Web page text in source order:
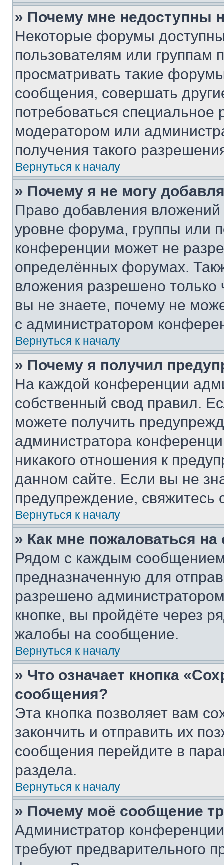
» Почему мне недоступны
Некоторые форумы
пользователям или группам
просматривать такие
сообщения, совершать
потребоваться
модератором или
получения такого
Вернуться к началу
» Почему я не могу
Право добавления
уровне форума, группы или
конференции может не
определённых форумах.
вложения разрешено
вы не знаете, почему не
с администратором
Вернуться к началу
» Почему я получил
На каждой конференции
собственный свод правил.
можете получить
администратора
никакого отношения к
данном сайте. Если вы не
предупреждение,
Вернуться к началу
» Как мне пожаловаться
Рядом с каждым сообщением
предназначенную для
разрешено
кнопке, вы пройдёте через
жалобы на сообщение.
Вернуться к началу
» Что означает кнопка
сообщения?
Эта кнопка позволяет вам
закончить и отправить их
сообщения перейдите в
раздела.
Вернуться к началу
» Почему моё сообщение
Администратор
требуют предварительного